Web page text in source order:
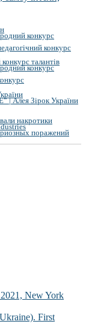
конкурс
конкурс
талантів
конкурс
| Алея Зірок України
накротики
поражений
New York
First